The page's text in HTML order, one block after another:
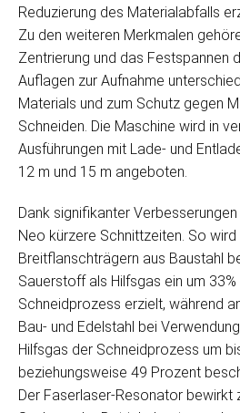
Reduzierung des Materialabfalls
Zu den weiteren Merkmalen
Zentrierung und das Festspannen
Auflagen zur Aufnahme
Materials und zum Schutz gegen
Schneiden. Die Maschine wird in
Ausführungen mit Lade- und
12 m und 15 m angeboten.
Dank signifikanter
Neo kürzere Schnittzeiten. So
Breitflanschträgern aus Baustahl
Sauerstoff als Hilfsgas ein um
Schneidprozess erzielt, während
Bau- und Edelstahl bei
Hilfsgas der Schneidprozess um
beziehungsweise 49 Prozent
Der Faserlaser-Resonator bewirkt